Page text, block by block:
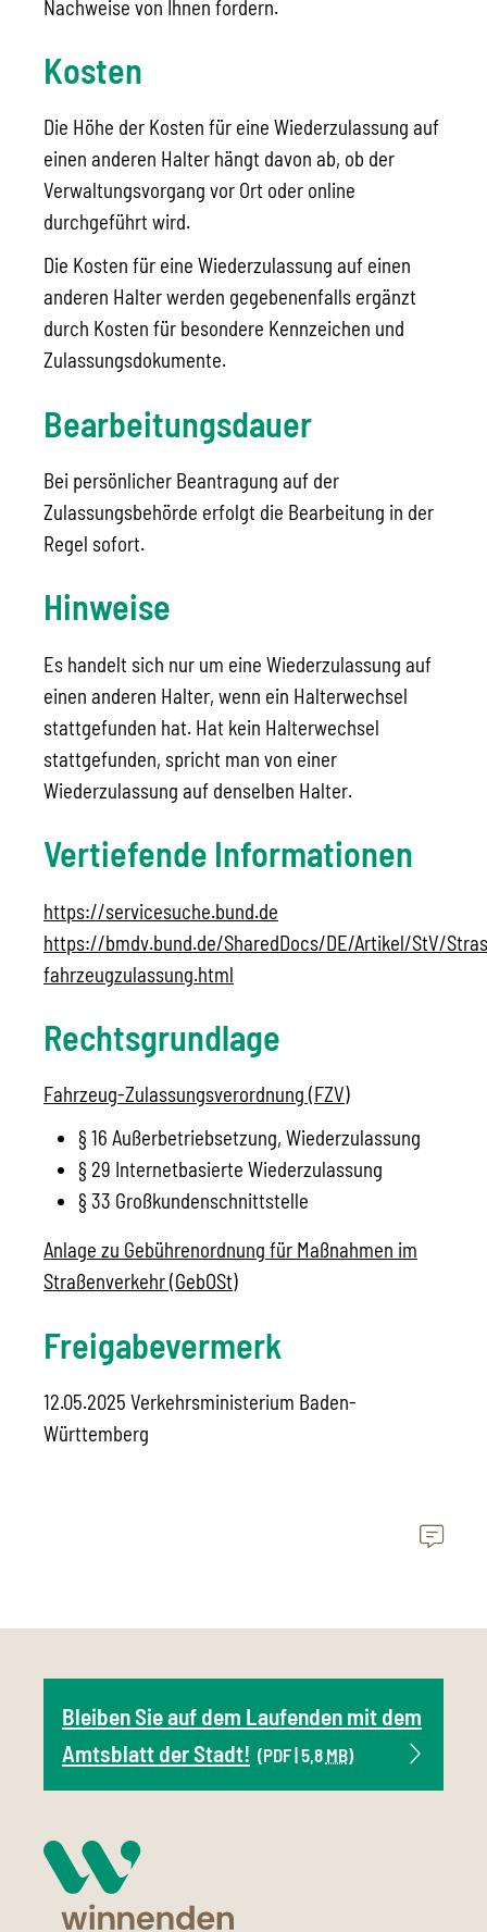
Nachweise von Ihnen fordern.
Kosten
Die Höhe der Kosten für eine Wiederzulassung auf
einen anderen Halter hängt davon ab, ob der
Verwaltungsvorgang vor Ort oder online
durchgeführt wird.
Die Kosten für eine Wiederzulassung auf einen
anderen Halter werden gegebenenfalls ergänzt
durch Kosten für besondere Kennzeichen und
Zulassungsdokumente.
Bearbeitungsdauer
Bei persönlicher Beantragung auf der
Zulassungsbehörde erfolgt die Bearbeitung in der
Regel sofort.
Hinweise
Es handelt sich nur um eine Wiederzulassung auf
einen anderen Halter, wenn ein Halterwechsel
stattgefunden hat. Hat kein Halterwechsel
stattgefunden, spricht man von einer
Wiederzulassung auf denselben Halter.
Vertiefende Informationen
https://servicesuche.bund.de
https://bmdv.bund.de/SharedDocs/DE/Artikel/StV/
fahrzeugzulassung.html
Rechtsgrundlage
Fahrzeug-Zulassungsverordnung (FZV)
§ 16 Außerbetriebsetzung, Wiederzulassung
§ 29 Internetbasierte Wiederzulassung
§ 33 Großkundenschnittstelle
Anlage zu Gebührenordnung für Maßnahmen im
Straßenverkehr (GebOSt)
Freigabevermerk
12.05.2025 Verkehrsministerium Baden-
Württemberg
Bleiben Sie auf dem Laufenden mit dem
Amtsblatt der Stadt! (PDF | 5,8 MB)